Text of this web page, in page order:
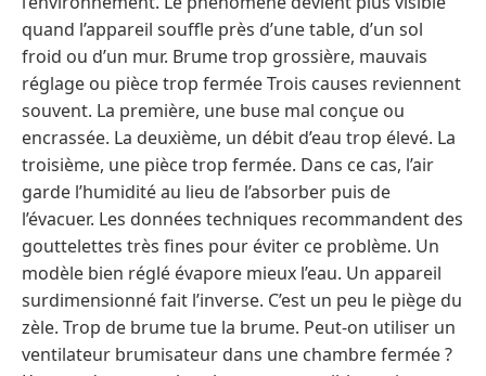
quand l’appareil souffle près d’une table, d’un sol
froid ou d’un mur. Brume trop grossière, mauvais
réglage ou pièce trop fermée Trois causes reviennent
souvent. La première, une buse mal conçue ou
encrassée. La deuxième, un débit d’eau trop élevé. La
troisième, une pièce trop fermée. Dans ce cas, l’air
garde l’humidité au lieu de l’absorber puis de
l’évacuer. Les données techniques recommandent des
gouttelettes très fines pour éviter ce problème. Un
modèle bien réglé évapore mieux l’eau. Un appareil
surdimensionné fait l’inverse. C’est un peu le piège du
zèle. Trop de brume tue la brume. Peut-on utiliser un
ventilateur brumisateur dans une chambre fermée ?